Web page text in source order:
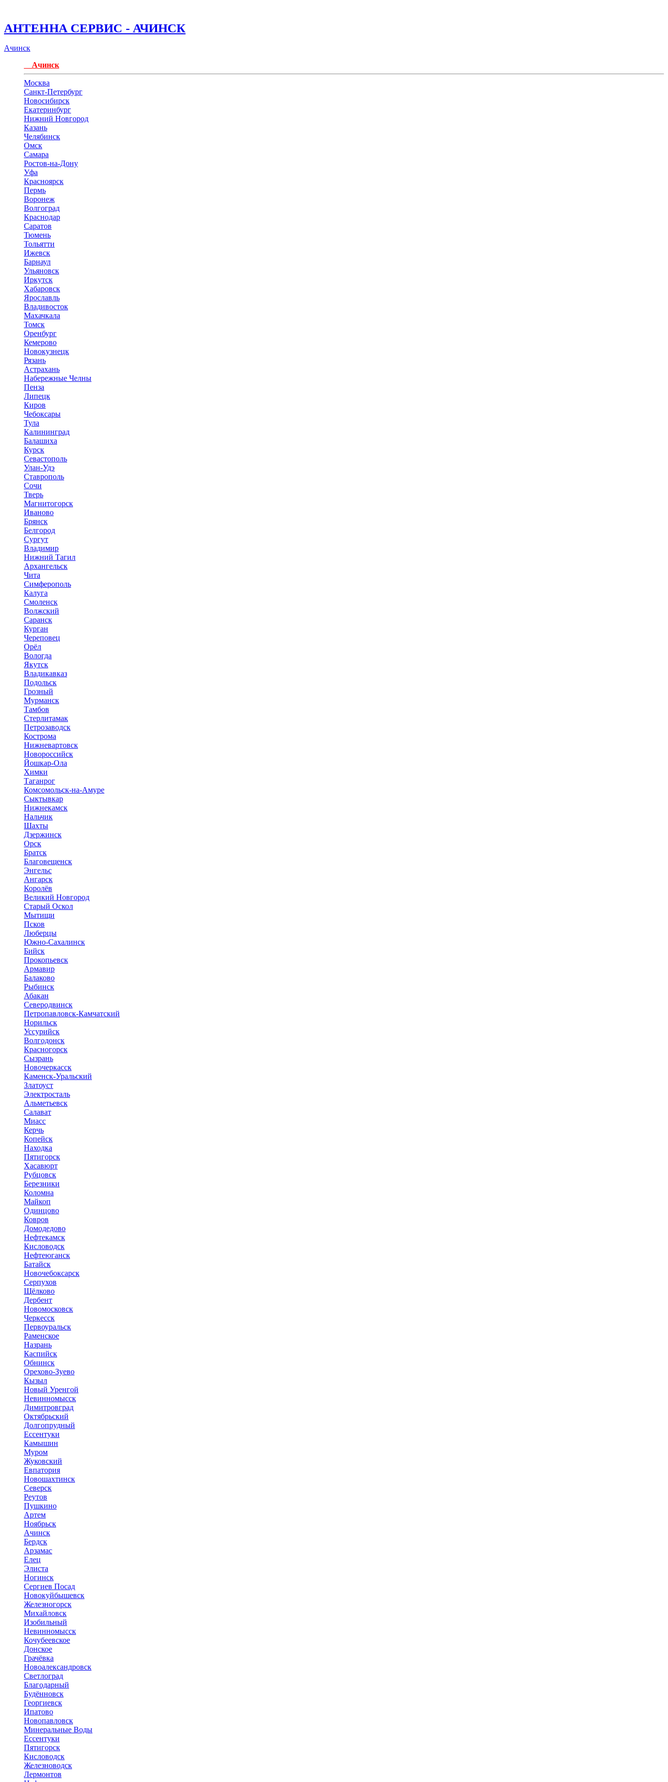
АНТЕННА СЕРВИС - АЧИНСК
Ачинск
Ачинск
Москва
Санкт-Петербург
Новосибирск
Екатеринбург
Нижний Новгород
Казань
Челябинск
Омск
Самара
Ростов-на-Дону
Уфа
Красноярск
Пермь
Воронеж
Волгоград
Краснодар
Саратов
Тюмень
Тольятти
Ижевск
Барнаул
Ульяновск
Иркутск
Хабаровск
Ярославль
Владивосток
Махачкала
Томск
Оренбург
Кемерово
Новокузнецк
Рязань
Астрахань
Набережные Челны
Пенза
Липецк
Киров
Чебоксары
Тула
Калининград
Балашиха
Курск
Севастополь
Улан-Удэ
Ставрополь
Сочи
Тверь
Магнитогорск
Иваново
Брянск
Белгород
Сургут
Владимир
Нижний Тагил
Архангельск
Чита
Симферополь
Калуга
Смоленск
Волжский
Саранск
Курган
Череповец
Орёл
Вологда
Якутск
Владикавказ
Подольск
Грозный
Мурманск
Тамбов
Стерлитамак
Петрозаводск
Кострома
Нижневартовск
Новороссийск
Йошкар-Ола
Химки
Таганрог
Комсомольск-на-Амуре
Сыктывкар
Нижнекамск
Нальчик
Шахты
Дзержинск
Орск
Братск
Благовещенск
Энгельс
Ангарск
Королёв
Великий Новгород
Старый Оскол
Мытищи
Псков
Люберцы
Южно-Сахалинск
Бийск
Прокопьевск
Армавир
Балаково
Рыбинск
Абакан
Северодвинск
Петропавловск-Камчатский
Норильск
Уссурийск
Волгодонск
Красногорск
Сызрань
Новочеркасск
Каменск-Уральский
Златоуст
Электросталь
Альметьевск
Салават
Миасс
Керчь
Копейск
Находка
Пятигорск
Хасавюрт
Рубцовск
Березники
Коломна
Майкоп
Одинцово
Ковров
Домодедово
Нефтекамск
Кисловодск
Нефтеюганск
Батайск
Новочебоксарск
Серпухов
Щёлково
Дербент
Новомосковск
Черкесск
Первоуральск
Раменское
Назрань
Каспийск
Обнинск
Орехово-Зуево
Кызыл
Новый Уренгой
Невинномысск
Димитровград
Октябрьский
Долгопрудный
Ессентуки
Камышин
Муром
Жуковский
Евпатория
Новошахтинск
Северск
Реутов
Пушкино
Артем
Ноябрьск
Ачинск
Бердск
Арзамас
Елец
Элиста
Ногинск
Сергиев Посад
Новокуйбышевск
Железногорск
Михайловск
Изобильный
Невинномысск
Кочубеевское
Донское
Грачёвка
Новоалександровск
Светлоград
Благодарный
Будённовск
Георгиевск
Ипатово
Новопавловск
Минеральные Воды
Ессентуки
Пятигорск
Кисловодск
Железноводск
Лермонтов